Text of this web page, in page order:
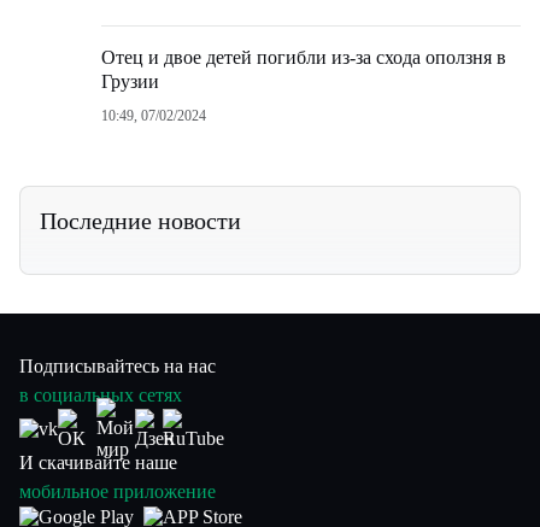
Отец и двое детей погибли из-за схода оползня в
Грузии
10:49, 07/02/2024
Последние новости
Подписывайтесь на нас
в социальных сетях
И скачивайте наше
мобильное приложение